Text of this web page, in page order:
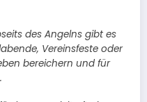
des Angelns gibt es
Vereinsfeste oder
bereichern und für